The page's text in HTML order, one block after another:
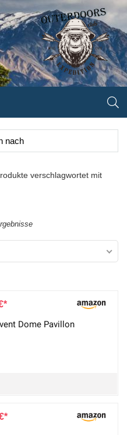
nach
verschlagwortet mit
Dome Pavillon